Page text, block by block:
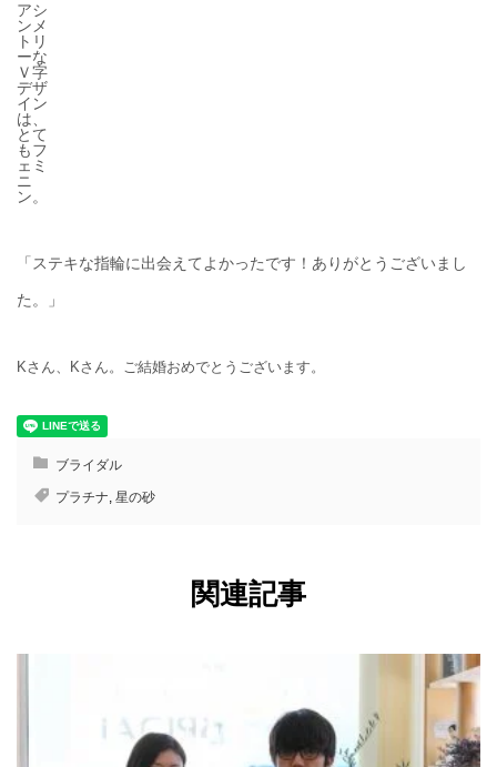
アシ
ンメ
トリ
ーな
Ｖ字
デザ
イン
は、
とて
もフ
ェミ
ニ
ン。
「ステキな指輪に出会えてよかったです！ありがとうございまし
た。」
Kさん、Kさん。ご結婚おめでとうございます。
ブライダル
プラチナ, 星の砂
関連記事